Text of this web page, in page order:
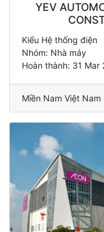
YEV
Kiểu Hệ thống điện
Nhóm: Nhà máy
Hoàn thành: 31 Mar
Miền Nam Việt Nam